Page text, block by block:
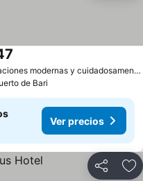
Habitaciones modernas y cuidadosamente diseñadas
de Bari
Ver precios
Compartir